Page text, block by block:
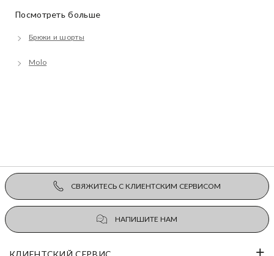
Посмотреть больше
Брюки и шорты
Molo
СВЯЖИТЕСЬ С КЛИЕНТСКИМ СЕРВИСОМ
НАПИШИТЕ НАМ
КЛИЕНТСКИЙ СЕРВИС